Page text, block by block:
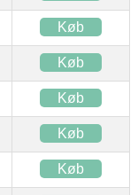
Køb
Køb
Køb
Køb
Køb